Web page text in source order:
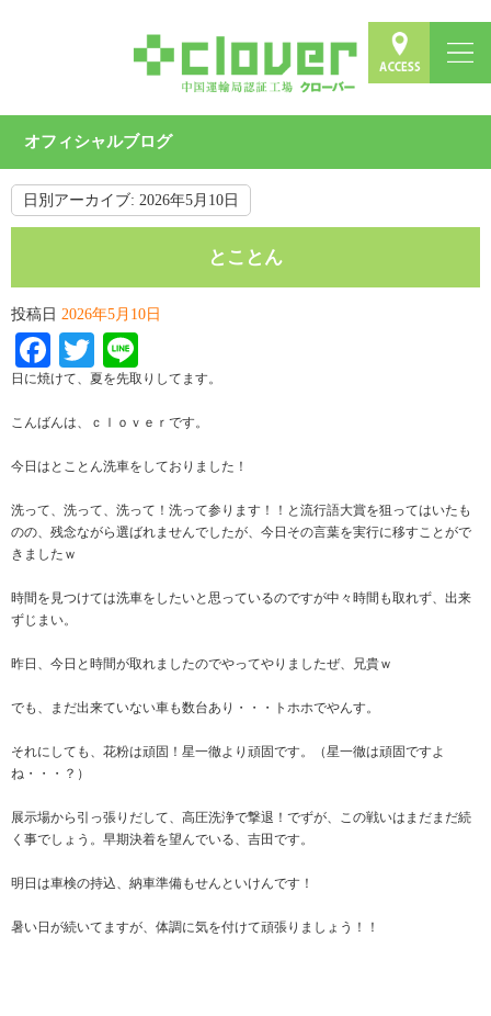
オフィシャルブログ
日別アーカイブ: 2026年5月10日
とことん
投稿日 2026年5月10日
Facebook
Twitter
日に焼けて、夏を先取りしてます。
こんばんは、ｃｌｏｖｅｒです。
今日はとことん洗車をしておりました！
洗って、洗って、洗って！洗って参ります！！と流行語大賞を狙ってはいたも
のの、残念ながら選ばれませんでしたが、今日その言葉を実行に移すことがで
きましたｗ
時間を見つけては洗車をしたいと思っているのですが中々時間も取れず、出来
ずじまい。
昨日、今日と時間が取れましたのでやってやりましたぜ、兄貴ｗ
でも、まだ出来ていない車も数台あり・・・トホホでやんす。
それにしても、花粉は頑固！星一徹より頑固です。（星一徹は頑固ですよ
ね・・・？）
展示場から引っ張りだして、高圧洗浄で撃退！でずが、この戦いはまだまだ続
く事でしょう。早期決着を望んでいる、吉田です。
明日は車検の持込、納車準備もせんといけんです！
暑い日が続いてますが、体調に気を付けて頑張りましょう！！